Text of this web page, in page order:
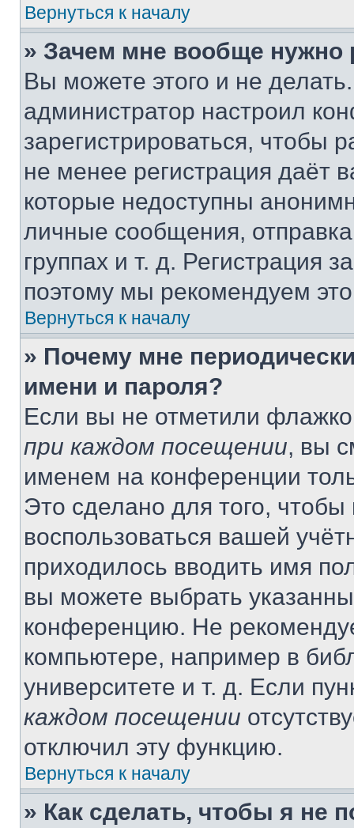
Вернуться к началу
» Зачем мне вообще нужно
Вы можете этого и не
администратор настроил
зарегистрироваться, чтобы
не менее регистрация даёт
которые недоступны
личные сообщения,
группах и т. д. Регистрация
поэтому мы рекомендуем
Вернуться к началу
» Почему мне
имени и пароля?
Если вы не отметили
при каждом посещении, вы
именем на конференции
Это сделано для того, чтобы
воспользоваться вашей
приходилось вводить имя
вы можете выбрать
конференцию. Не
компьютере, например в
университете и т. д. Если
каждом посещении
отключил эту функцию.
Вернуться к началу
» Как сделать, чтобы я не